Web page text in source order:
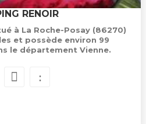
RENOIR
à La Roche-Posay (86270)
et possède environ 99
le département Vienne.